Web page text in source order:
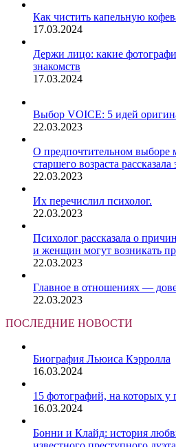
Как чистить капельную
17.03.2024
Держи лицо: какие
знакомств
17.03.2024
Выбор VOICE: 5 идей
22.03.2023
О предпочтительном
старшего возраста рассказала
22.03.2023
Их перечислил психолог.
22.03.2023
Психолог рассказала о
и женщин могут возникать
22.03.2023
Главное в отношениях —
22.03.2023
ПОСЛЕДНИЕ НОВОСТИ
Биография Льюиса Кэрролла
16.03.2024
15 фотографий, на которых у
16.03.2024
Бонни и Клайд: история